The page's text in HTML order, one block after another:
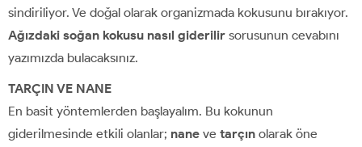
sindiriliyor. Ve doğal olarak organizmada kokusunu bırakıyor.
Ağızdaki soğan kokusu nasıl giderilir sorusunun cevabını
yazımızda bulacaksınız.
TARÇIN VE NANE
En basit yöntemlerden başlayalım. Bu kokunun
giderilmesinde etkili olanlar; nane ve tarçın olarak öne